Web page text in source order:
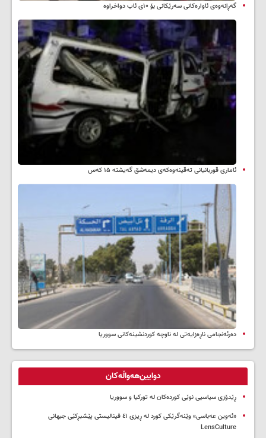
گەڕانەوەی ئاوارەکانی سەرێکانی بۆ ۱۰ی ئاب دواخراوە
ئاماری قوربانیانی تەقینەوەکەی دیمەشق گەیشتە ۱۵ کەس
دەرئەنجامی ناڕەزایەتی لە ناوچە کوردنشینەکانی سووریا
دوایین‌هەواڵەکان
ڕێدۆزی سیاسیی نوێی کوردەکان لە تورکیا و سووریا
«ئەوین عەباسی» وێنەگرێکی کورد لە ڕیزی ٤١ فینالیستی پێشبڕکێی جیهانی
LensCulture